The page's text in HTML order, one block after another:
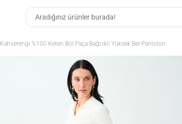
Kahverengi %100 Keten Bol Paça Bağcıklı Yüksek Bel Pantolon